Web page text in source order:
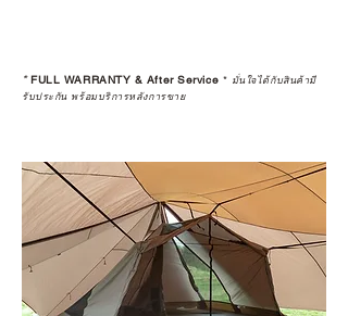
*FULL WARRANTY & After Service * มั่นใจได้กับสินค้ามี
รับประกัน พร้อมบริการหลังการขาย